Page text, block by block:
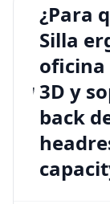
¿Para
Silla
oficina
3D y
back